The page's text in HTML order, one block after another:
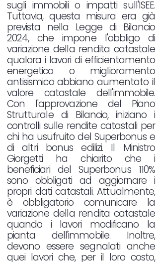
sugli immobili o impatti sull'ISEE.
Tuttavia, questa misura era già
prevista nella Legge di Bilancio
2024, che impone l'obbligo di
variazione della rendita catastale
qualora i lavori di efficientamento
energetico o miglioramento
antisismico abbiano aumentato il
valore catastale dell'immobile.
Con l'approvazione del Piano
Strutturale di Bilancio, iniziano i
controlli sulle rendite catastali per
chi ha usufruito del Superbonus e
di altri bonus edilizi. Il Ministro
Giorgetti ha chiarito che i
beneficiari del Superbonus 110%
sono obbligati ad aggiornare i
propri dati catastali. Attualmente,
è obbligatorio comunicare la
variazione della rendita catastale
quando i lavori modificano la
pianta dell'immobile. Inoltre,
devono essere segnalati anche
quei lavori che, per il loro costo,